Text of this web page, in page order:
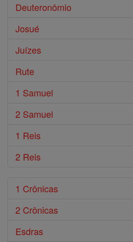
Deuteronômio
Josué
Juízes
Rute
1 Samuel
2 Samuel
1 Reis
2 Reis
1 Crônicas
2 Crônicas
Esdras